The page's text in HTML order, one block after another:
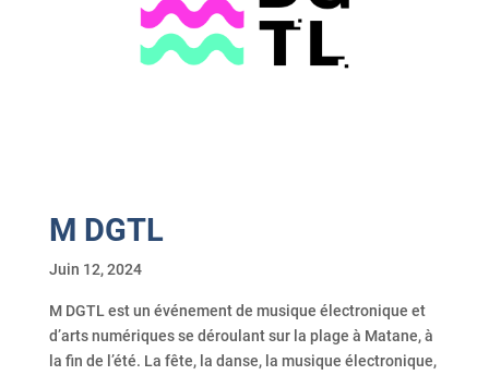
M DGTL
Juin 12, 2024
M DGTL est un événement de musique électronique et
d’arts numériques se déroulant sur la plage à Matane, à
la fin de l’été. La fête, la danse, la musique électronique,